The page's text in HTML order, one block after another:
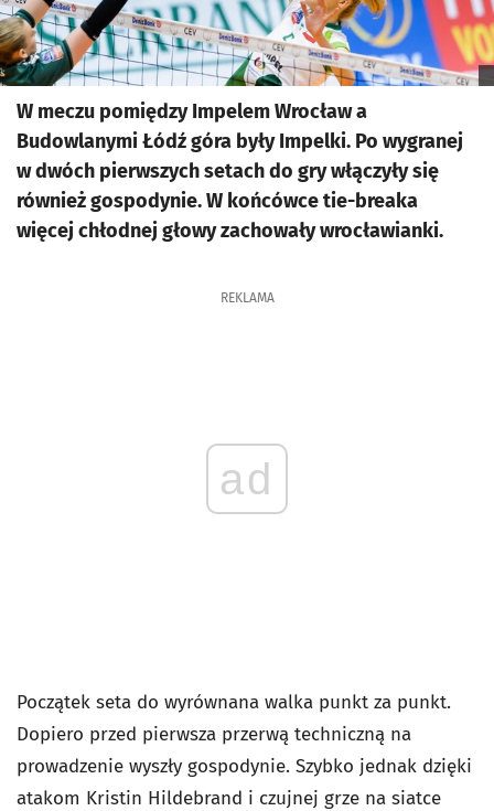
W meczu pomiędzy Impelem Wrocław a
Budowlanymi Łódź góra były Impelki. Po wygranej
w dwóch pierwszych setach do gry włączyły się
również gospodynie. W końcówce tie-breaka
więcej chłodnej głowy zachowały wrocławianki.
REKLAMA
ad
Początek seta do wyrównana walka punkt za punkt.
Dopiero przed pierwsza przerwą techniczną na
prowadzenie wyszły gospodynie. Szybko jednak dzięki
atakom Kristin Hildebrand i czujnej grze na siatce